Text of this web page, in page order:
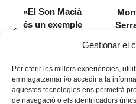
Gestionar el
Per oferir les millors experiències,
emmagatzemar i/o accedir a la
aquestes tecnologies ens permetrà
de navegació o els identificadors
«El Son Macià
és un exemple
post: